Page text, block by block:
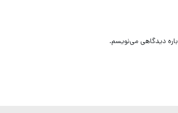
دیدگاهی می‌نویسم.